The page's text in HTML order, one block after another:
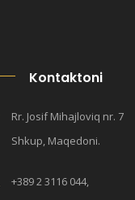
Kontaktoni
Rr. Josif Mihajloviq nr. 7
Shkup, Maqedoni.
+389 2 3116 044,